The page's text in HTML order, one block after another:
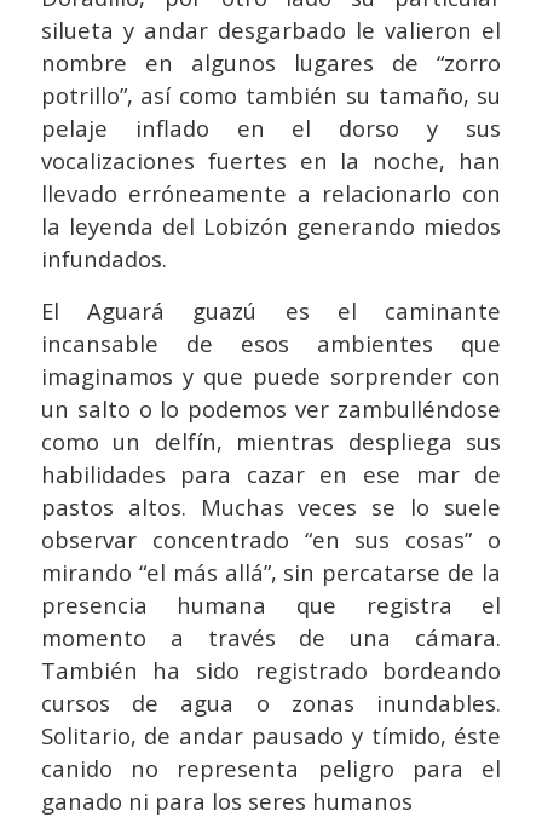
silueta y andar desgarbado le valieron el
nombre en algunos lugares de “zorro
potrillo”, así como también su tamaño, su
pelaje inflado en el dorso y sus
vocalizaciones fuertes en la noche, han
llevado erróneamente a relacionarlo con
la leyenda del Lobizón generando miedos
infundados.
El Aguará guazú es el caminante
incansable de esos ambientes que
imaginamos y que puede sorprender con
un salto o lo podemos ver zambulléndose
como un delfín, mientras despliega sus
habilidades para cazar en ese mar de
pastos altos. Muchas veces se lo suele
observar concentrado “en sus cosas” o
mirando “el más allá”, sin percatarse de la
presencia humana que registra el
momento a través de una cámara.
También ha sido registrado bordeando
cursos de agua o zonas inundables.
Solitario, de andar pausado y tímido, éste
canido no representa peligro para el
ganado ni para los seres humanos